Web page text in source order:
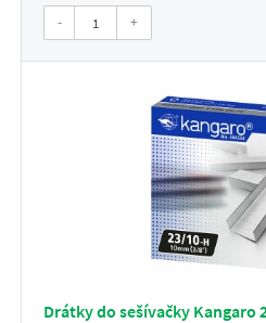
- +
Drátky do sešívačky Kangaro